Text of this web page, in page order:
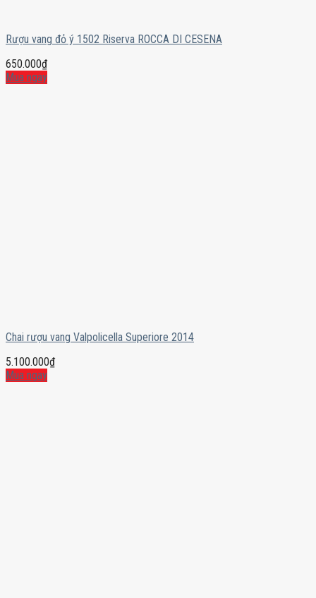
Rượu vang đỏ ý 1502 Riserva ROCCA DI CESENA
650.000₫
Mua ngay
Chai rượu vang Valpolicella Superiore 2014
5.100.000₫
Mua ngay